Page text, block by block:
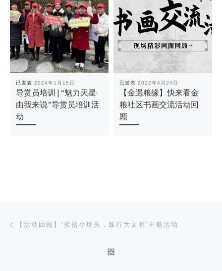
已发表 2024年1月15日
导赏员培训 | “魅力天星·
由我来说”导赏员培训活
动
已发表 2022年4月24日
【金遇粮缘】快来看金
粮社区书画交流活动回
顾
文章导航
【活动回顾】“捡拾小烟头，践行大文明”主题活动